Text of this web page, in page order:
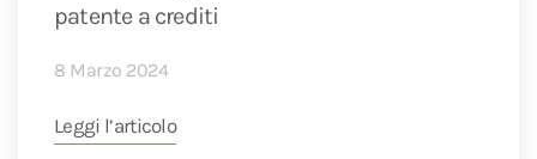
patente a crediti
8 Marzo 2024
Leggi l’articolo